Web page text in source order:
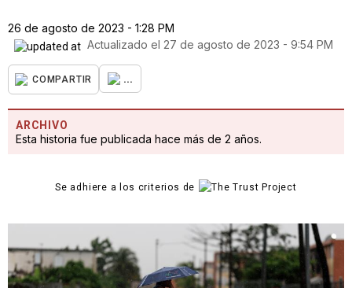
26 de agosto de 2023 - 1:28 PM
Actualizado el 27 de agosto de 2023 - 9:54 PM
COMPARTIR ...
ARCHIVO
Esta historia fue publicada hace más de 2 años.
Se adhiere a los criterios de